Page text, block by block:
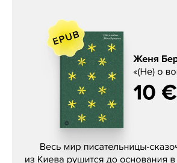
Женя Бережная, «(Не)